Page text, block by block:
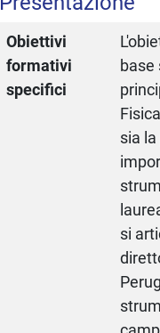
Obiettivi
formativi
specifici
base
sia
si